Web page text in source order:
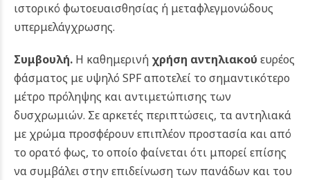
ιστορικό φωτοευαισθησίας ή μεταφλεγμονώδους
υπερμελάγχρωσης.
Συμβουλή. Η καθημερινή χρήση αντηλιακού ευρέος
φάσματος με υψηλό SPF αποτελεί το σημαντικότερο
μέτρο πρόληψης και αντιμετώπισης των
δυσχρωμιών. Σε αρκετές περιπτώσεις, τα αντηλιακά
με χρώμα προσφέρουν επιπλέον προστασία και από
το ορατό φως, το οποίο φαίνεται ότι μπορεί επίσης
να συμβάλει στην επιδείνωση των πανάδων και του